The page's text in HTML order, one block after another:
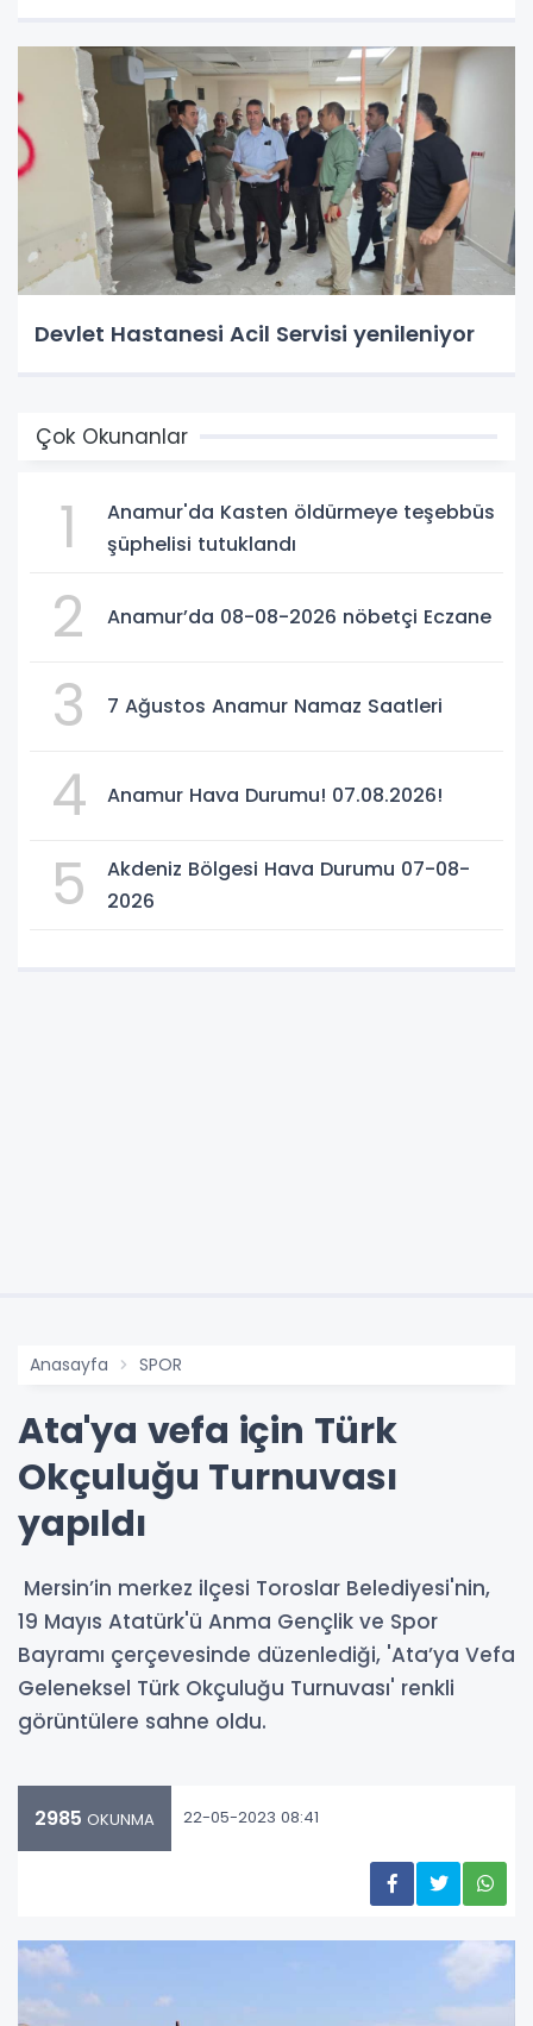
Devlet Hastanesi Acil Servisi yenileniyor
Çok Okunanlar
1
Anamur'da Kasten öldürmeye teşebbüs
şüphelisi tutuklandı
2 Anamur’da 08-08-2026 nöbetçi Eczane
3 7 Ağustos Anamur Namaz Saatleri
4 Anamur Hava Durumu! 07.08.2026!
5
Akdeniz Bölgesi Hava Durumu 07-08-
2026
Anasayfa SPOR
Ata'ya vefa için Türk
Okçuluğu Turnuvası
yapıldı
Mersin’in merkez ilçesi Toroslar Belediyesi'nin,
19 Mayıs Atatürk'ü Anma Gençlik ve Spor
Bayramı çerçevesinde düzenlediği, 'Ata’ya Vefa
Geleneksel Türk Okçuluğu Turnuvası' renkli
görüntülere sahne oldu.
2985 OKUNMA 22-05-2023 08:41